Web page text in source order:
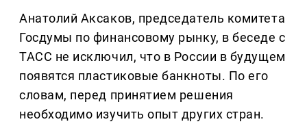
Анатолий Аксаков, председатель комитета
Госдумы по финансовому рынку, в беседе с
ТАСС не исключил, что в России в будущем
появятся пластиковые банкноты. По его
словам, перед принятием решения
необходимо изучить опыт других стран.